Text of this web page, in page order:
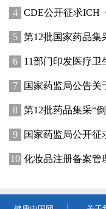
CDE公开征求ICH《M15：模
第12批国家药品集
11部门印发医疗卫
国家药监局公告关
第12批药品集采“倒
国家药监局公开征求《药
化妆品注册备案管